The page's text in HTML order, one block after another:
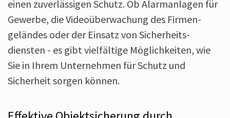
einen zuverlässigen Schutz. Ob Alarmanlagen für
Gewerbe, die Video­überwachung des Firmen­
geländes oder der Einsatz von Sicherheits­
diensten - es gibt vielfältige Möglichkeiten, wie
Sie in Ihrem Unternehmen für Schutz und
Sicherheit sorgen können.